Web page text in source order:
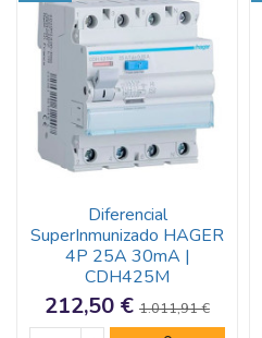
Diferencial
SuperInmunizado HAGER
4P 25A 30mA |
CDH425M
212,50 € 1.011,91 €